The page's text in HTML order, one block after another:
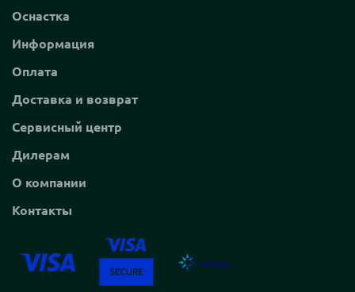
Оснастка
Информация
Оплата
Доставка и возврат
Сервисный центр
Дилерам
О компании
Контакты